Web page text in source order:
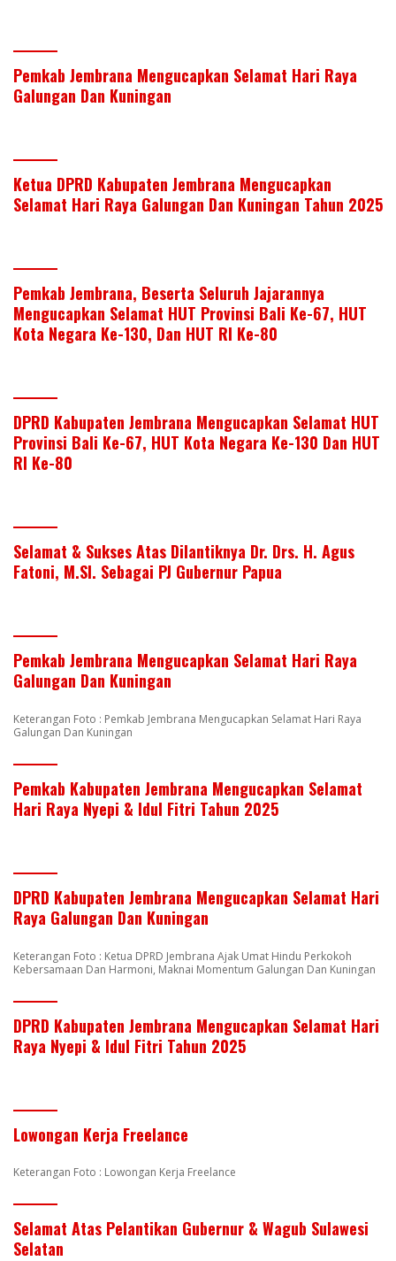
Pemkab Jembrana Mengucapkan Selamat Hari Raya
Galungan Dan Kuningan
Ketua DPRD Kabupaten Jembrana Mengucapkan
Selamat Hari Raya Galungan Dan Kuningan Tahun 2025
Pemkab Jembrana, Beserta Seluruh Jajarannya
Mengucapkan Selamat HUT Provinsi Bali Ke-67, HUT
Kota Negara Ke-130, Dan HUT RI Ke-80
DPRD Kabupaten Jembrana Mengucapkan Selamat HUT
Provinsi Bali Ke-67, HUT Kota Negara Ke-130 Dan HUT
RI Ke-80
Selamat & Sukses Atas Dilantiknya Dr. Drs. H. Agus
Fatoni, M.SI. Sebagai PJ Gubernur Papua
Pemkab Jembrana Mengucapkan Selamat Hari Raya
Galungan Dan Kuningan
Keterangan Foto : Pemkab Jembrana Mengucapkan Selamat Hari Raya
Galungan Dan Kuningan
Pemkab Kabupaten Jembrana Mengucapkan Selamat
Hari Raya Nyepi & Idul Fitri Tahun 2025
DPRD Kabupaten Jembrana Mengucapkan Selamat Hari
Raya Galungan Dan Kuningan
Keterangan Foto : Ketua DPRD Jembrana Ajak Umat Hindu Perkokoh
Kebersamaan Dan Harmoni, Maknai Momentum Galungan Dan Kuningan
DPRD Kabupaten Jembrana Mengucapkan Selamat Hari
Raya Nyepi & Idul Fitri Tahun 2025
Lowongan Kerja Freelance
Keterangan Foto : Lowongan Kerja Freelance
Selamat Atas Pelantikan Gubernur & Wagub Sulawesi
Selatan